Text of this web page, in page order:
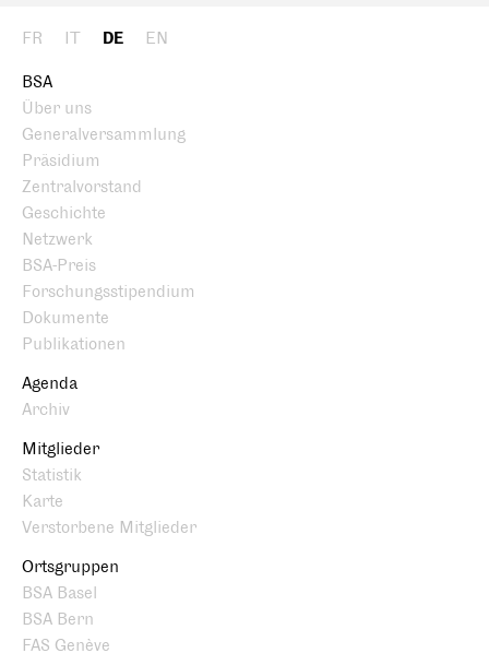
FR IT DE EN
BSA
Über uns
Generalversammlung
Präsidium
Zentralvorstand
Geschichte
Netzwerk
BSA-Preis
Forschungsstipendium
Dokumente
Publikationen
Agenda
Archiv
Mitglieder
Statistik
Karte
Verstorbene Mitglieder
Ortsgruppen
BSA Basel
BSA Bern
FAS Genève